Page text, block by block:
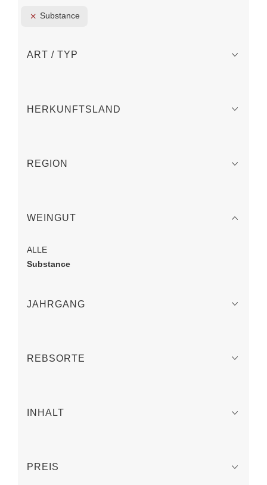
Substance
ART / TYP
HERKUNFTSLAND
REGION
WEINGUT
ALLE
Substance
JAHRGANG
REBSORTE
INHALT
PREIS